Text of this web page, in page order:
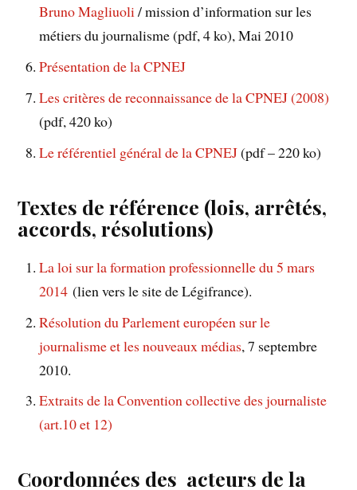
Bruno Magliuoli/ mission d’information sur les
métiers du journalisme (pdf, 4 ko), Mai 2010
Présentation de la CPNEJ
Les critères de reconnaissance de la CPNEJ (2008)
(pdf, 420 ko)
Le référentiel général de la CPNEJ(pdf – 220 ko)
Textes de référence (lois, arrêtés,
accords, résolutions)
La loi sur la formation professionnelle du 5 mars
2014(lien vers le site de Légifrance).
Résolution du Parlement européen sur le
journalisme et les nouveaux médias, 7 septembre
2010.
Extraits de la Convention collective des journaliste
(art.10 et 12)
Coordonnées des acteurs de la